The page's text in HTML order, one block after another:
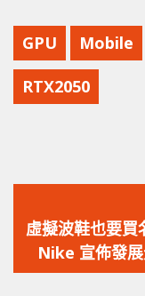
GPU Mobile
RTX2050
一
篇
文
虛擬波鞋也要買
Nike 宣佈發
宙，已收購虛擬